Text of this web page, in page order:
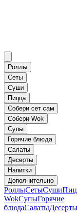
Роллы
Сеты
Суши
Пицца
Собери сет сам
Собери Wok
Супы
Горячие блюда
Салаты
Десерты
Напитки
Дополнительно
РоллыСетыСуши
WokСупыГорячие
блюдаСалатыДесерты